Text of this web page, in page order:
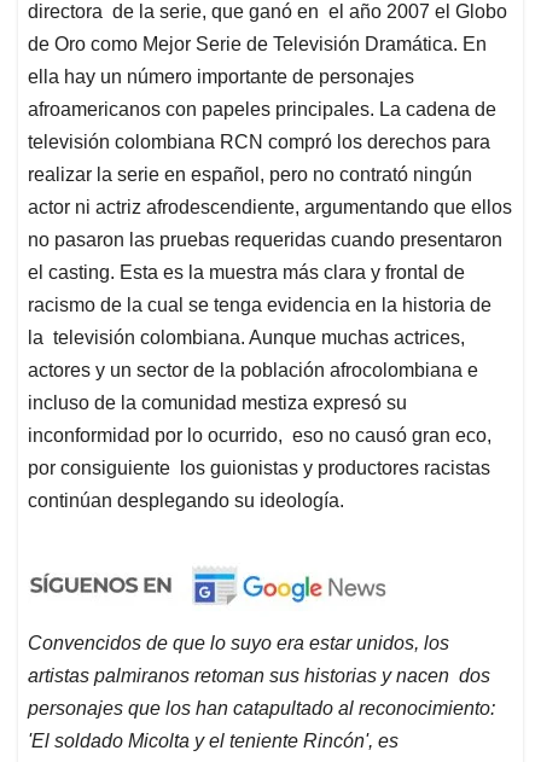
directora de la serie, que ganó en el año 2007 el Globo
de Oro como Mejor Serie de Televisión Dramática. En
ella hay un número importante de personajes
afroamericanos con papeles principales. La cadena de
televisión colombiana RCN compró los derechos para
realizar la serie en español, pero no contrató ningún
actor ni actriz afrodescendiente, argumentando que ellos
no pasaron las pruebas requeridas cuando presentaron
el casting. Esta es la muestra más clara y frontal de
racismo de la cual se tenga evidencia en la historia de
la televisión colombiana. Aunque muchas actrices,
actores y un sector de la población afrocolombiana e
incluso de la comunidad mestiza expresó su
inconformidad por lo ocurrido, eso no causó gran eco,
por consiguiente los guionistas y productores racistas
continúan desplegando su ideología.
Convencidos de que lo suyo era estar unidos, los
artistas palmiranos retoman sus historias y nacen dos
personajes que los han catapultado al reconocimiento:
'El soldado Micolta y el teniente Rincón', es